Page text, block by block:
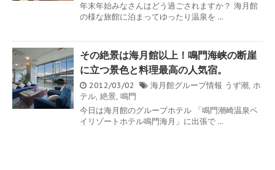
年末年始みなさんはどう過ごされますか？ 海月館
の様な旅館に泊まってゆったり温泉を ...
その絶景は海月館以上！鳴門海峡の断崖
に立つ景色と料理最高の人気宿。
2012/03/02 海月館グループ情報 うず潮, ホ
テル, 絶景, 鳴門
今日は海月館のグループホテル 「鳴門潮崎温泉ベ
イリゾートホテル鳴門海月」に出張で ...